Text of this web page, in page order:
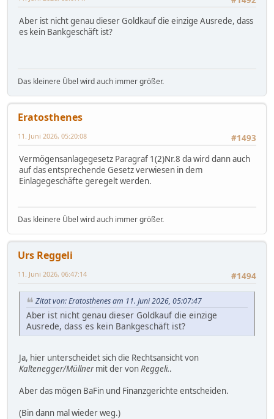
Aber ist nicht genau dieser Goldkauf die einzige Ausrede, dass
es kein Bankgeschäft ist?
Das kleinere Übel wird auch immer größer.
Eratosthenes
#1493
11. Juni 2026, 05:20:08
Vermögensanlagegesetz Paragraf 1(2)Nr.8 da wird dann auch
auf das entsprechende Gesetz verwiesen in dem
Einlagegeschäfte geregelt werden.
Das kleinere Übel wird auch immer größer.
Urs Reggeli
#1494
11. Juni 2026, 06:47:14
Zitat von: Eratosthenes am 11. Juni 2026, 05:07:47
Aber ist nicht genau dieser Goldkauf die einzige
Ausrede, dass es kein Bankgeschäft ist?
Ja, hier unterscheidet sich die Rechtsansicht von
Kaltenegger/Müllnermit der vonReggeli..
Aber das mögen BaFin und Finanzgerichte entscheiden.
(Bin dann mal wieder weg.)